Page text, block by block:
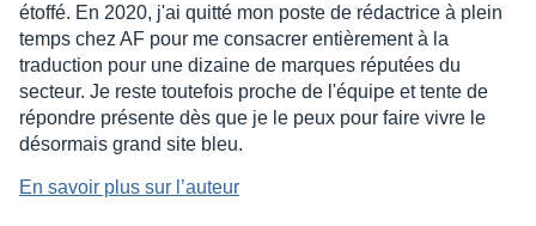
étoffé. En 2020, j'ai quitté mon poste de rédactrice à plein
temps chez AF pour me consacrer entièrement à la
traduction pour une dizaine de marques réputées du
secteur. Je reste toutefois proche de l'équipe et tente de
répondre présente dès que je le peux pour faire vivre le
désormais grand site bleu.
En savoir plus sur l’auteur